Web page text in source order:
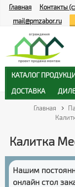
Главная
Калитка
Нашим
онлайн стол
Главная
Контакты
mail@pmzabor.ru
КАТАЛОГ
ДОСТАВКА